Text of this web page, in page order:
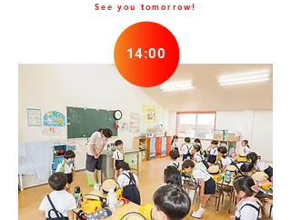
See you tomorrow!
14:00